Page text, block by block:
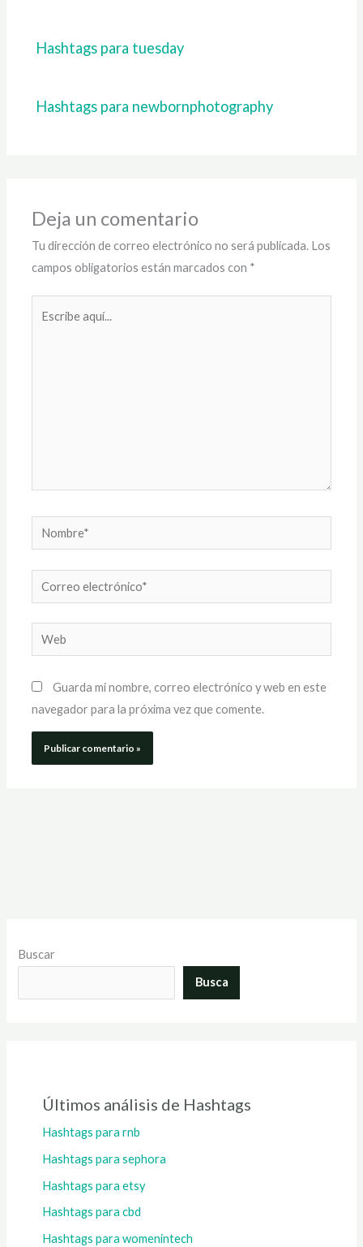
Hashtags para tuesday
Hashtags para newbornphotography
Deja un comentario
Tu dirección de correo electrónico no será publicada. Los
campos obligatorios están marcados con *
Nombre*
Correo
electrónico*
Web
Guarda mi nombre, correo electrónico y web en este
navegador para la próxima vez que comente.
Buscar
Busca
Últimos análisis de Hashtags
Hashtags para rnb
Hashtags para sephora
Hashtags para etsy
Hashtags para cbd
Hashtags para womenintech